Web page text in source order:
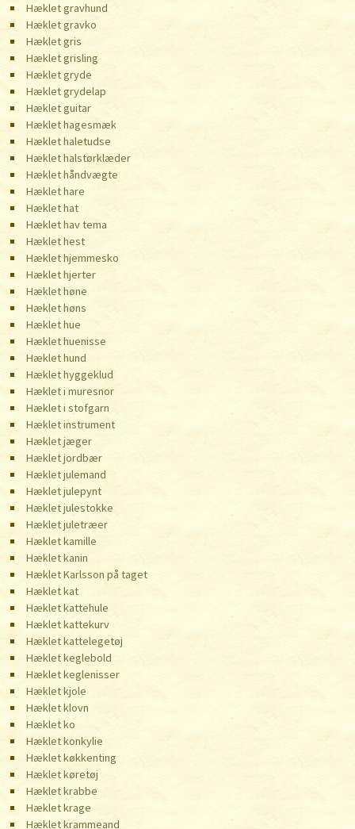
Hæklet gravhund
Hæklet gravko
Hæklet gris
Hæklet grisling
Hæklet gryde
Hæklet grydelap
Hæklet guitar
Hæklet hagesmæk
Hæklet haletudse
Hæklet halstørklæder
Hæklet håndvægte
Hæklet hare
Hæklet hat
Hæklet hav tema
Hæklet hest
Hæklet hjemmesko
Hæklet hjerter
Hæklet høne
Hæklet høns
Hæklet hue
Hæklet huenisse
Hæklet hund
Hæklet hyggeklud
Hæklet i muresnor
Hæklet i stofgarn
Hæklet instrument
Hæklet jæger
Hæklet jordbær
Hæklet julemand
Hæklet julepynt
Hæklet julestokke
Hæklet juletræer
Hæklet kamille
Hæklet kanin
Hæklet Karlsson på taget
Hæklet kat
Hæklet kattehule
Hæklet kattekurv
Hæklet kattelegetøj
Hæklet keglebold
Hæklet keglenisser
Hæklet kjole
Hæklet klovn
Hæklet ko
Hæklet konkylie
Hæklet køkkenting
Hæklet køretøj
Hæklet krabbe
Hæklet krage
Hæklet krammeand